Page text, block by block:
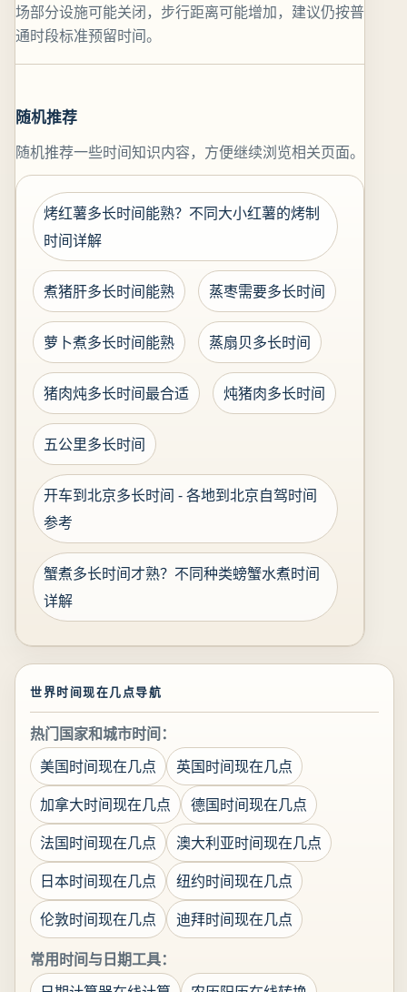
场部分设施可能关闭，步行距离可能增加，建议仍按普
通时段标准预留时间。
随机推荐
随机推荐一些时间知识内容，方便继续浏览相关页面。
烤红薯多长时间能熟？不同大小红薯的烤制
时间详解
煮猪肝多长时间能熟 蒸枣需要多长时间
萝卜煮多长时间能熟 蒸扇贝多长时间
猪肉炖多长时间最合适 炖猪肉多长时间
五公里多长时间
开车到北京多长时间 - 各地到北京自驾时间
参考
蟹煮多长时间才熟？不同种类螃蟹水煮时间
详解
世界时间现在几点导航
热门国家和城市时间：
美国时间现在几点
英国时间现在几点
加拿大时间现在几点
德国时间现在几点
法国时间现在几点
澳大利亚时间现在几点
日本时间现在几点
纽约时间现在几点
伦敦时间现在几点
迪拜时间现在几点
常用时间与日期工具：